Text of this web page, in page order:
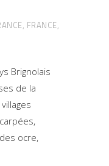
, FRANCE,
Brignolais
de la
ocre,